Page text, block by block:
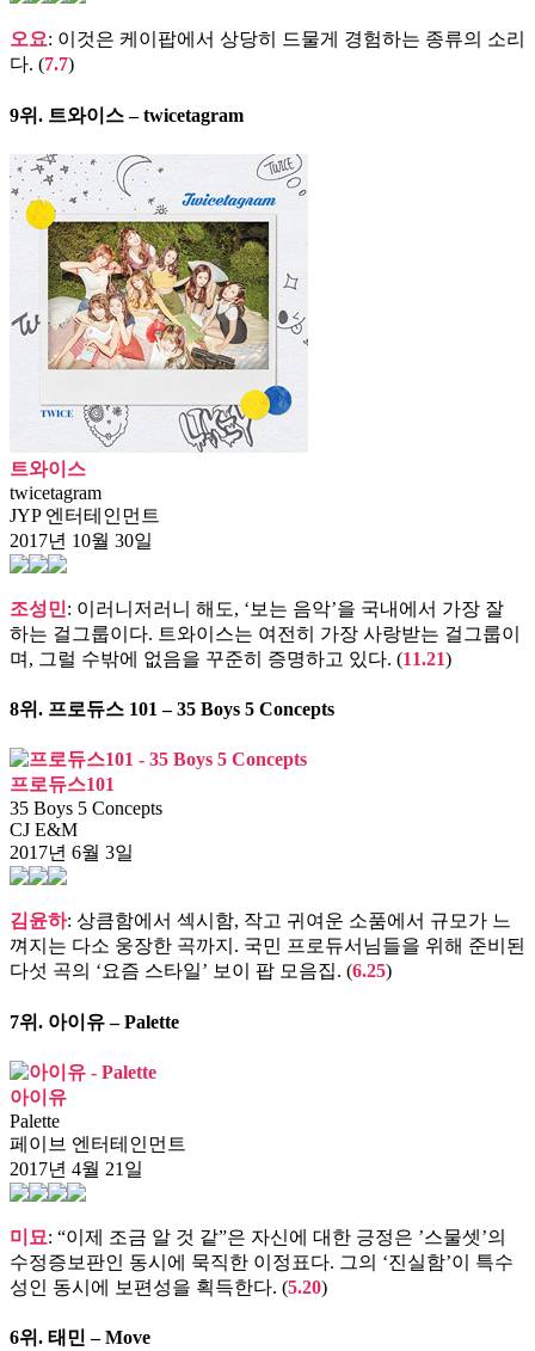
오요: 이것은 케이팝에서 상당히 드물게 경험하는 종류의 소리
다. (7.7)
9위. 트와이스 – twicetagram
트와이스
twicetagram
JYP 엔터테인먼트
2017년 10월 30일
조성민: 이러니저러니 해도, ‘보는 음악’을 국내에서 가장 잘
하는 걸그룹이다. 트와이스는 여전히 가장 사랑받는 걸그룹이
며, 그럴 수밖에 없음을 꾸준히 증명하고 있다. (11.21)
8위. 프로듀스 101 – 35 Boys 5 Concepts
프로듀스101
35 Boys 5 Concepts
CJ E&M
2017년 6월 3일
김윤하: 상큼함에서 섹시함, 작고 귀여운 소품에서 규모가 느
껴지는 다소 웅장한 곡까지. 국민 프로듀서님들을 위해 준비된
다섯 곡의 ‘요즘 스타일’ 보이 팝 모음집. (6.25)
7위. 아이유 – Palette
아이유
Palette
페이브 엔터테인먼트
2017년 4월 21일
미묘: “이제 조금 알 것 같”은 자신에 대한 긍정은 ’스물셋’의
수정증보판인 동시에 묵직한 이정표다. 그의 ‘진실함’이 특수
성인 동시에 보편성을 획득한다. (5.20)
6위. 태민 – Move